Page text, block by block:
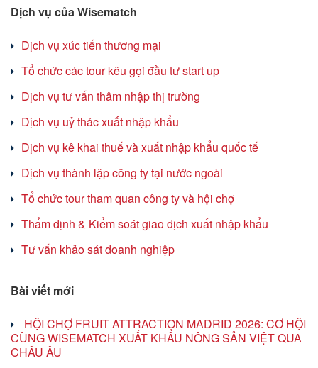
Dịch vụ của Wisematch
Dịch vụ xúc tiến thương mại
Tổ chức các tour kêu gọi đầu tư start up
Dịch vụ tư vấn thâm nhập thị trường
Dịch vụ uỷ thác xuất nhập khẩu
Dịch vụ kê khai thuế và xuất nhập khẩu quốc tế
Dịch vụ thành lập công ty tại nước ngoài
Tổ chức tour tham quan công ty và hội chợ
Thẩm định & Kiểm soát giao dịch xuất nhập khẩu
Tư vấn khảo sát doanh nghiệp
Bài viết mới
HỘI CHỢ FRUIT ATTRACTION MADRID 2026: CƠ HỘI
CÙNG WISEMATCH XUẤT KHẨU NÔNG SẢN VIỆT QUA
CHÂU ÂU